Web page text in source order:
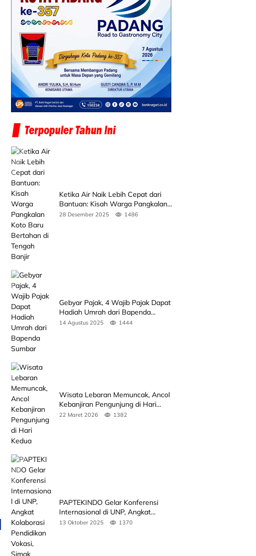
Ketika Air Naik Lebih Cepat dari
Bantuan: Kisah Warga Pangkalan
Koto Baru Bertahan di Tengah
28 Desember 2025 1486
Gebyar Pajak, 4 Wajib Pajak Dapat
Hadiah Umrah dari Bapenda
Sumbar
14 Agustus 2025 1444
Wisata Lebaran Memuncak, Ancol
Kebanjiran Pengunjung di Hari
Kedua
22 Maret 2026 1382
PAPTEKINDO Gelar Konferensi
Internasional di UNP, Angkat
Kolaborasi Pendidikan Vokasi,
13 Oktober 2025 1370